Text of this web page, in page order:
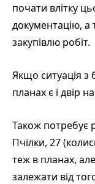
почати влітку
документацію, а
закупівлю робіт.
Якщо ситуація з
планах є і двір
Також потребує
Пчілки, 27
теж в планах,
залежати від